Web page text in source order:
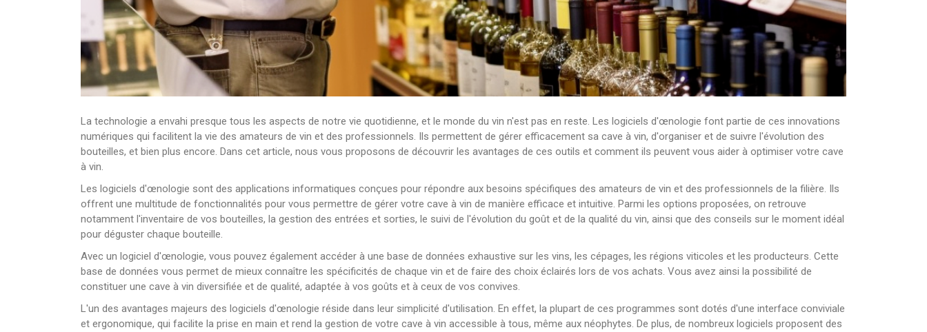
La technologie a envahi presque tous les aspects de notre vie quotidienne, et le monde du vin n'est pas en reste. Les logiciels d'œnologie font partie de ces innovations
numériques qui facilitent la vie des amateurs de vin et des professionnels. Ils permettent de gérer efficacement sa cave à vin, d'organiser et de suivre l'évolution des
bouteilles, et bien plus encore. Dans cet article, nous vous proposons de découvrir les avantages de ces outils et comment ils peuvent vous aider à optimiser votre cave
à vin.
Les logiciels d'œnologie sont des applications informatiques conçues pour répondre aux besoins spécifiques des amateurs de vin et des professionnels de la filière. Ils
offrent une multitude de fonctionnalités pour vous permettre de gérer votre cave à vin de manière efficace et intuitive. Parmi les options proposées, on retrouve
notamment l'inventaire de vos bouteilles, la gestion des entrées et sorties, le suivi de l'évolution du goût et de la qualité du vin, ainsi que des conseils sur le moment idéal
pour déguster chaque bouteille.
Avec un logiciel d'œnologie, vous pouvez également accéder à une base de données exhaustive sur les vins, les cépages, les régions viticoles et les producteurs. Cette
base de données vous permet de mieux connaître les spécificités de chaque vin et de faire des choix éclairés lors de vos achats. Vous avez ainsi la possibilité de
constituer une cave à vin diversifiée et de qualité, adaptée à vos goûts et à ceux de vos convives.
L'un des avantages majeurs des logiciels d'œnologie réside dans leur simplicité d'utilisation. En effet, la plupart de ces programmes sont dotés d'une interface conviviale
et ergonomique, qui facilite la prise en main et rend la gestion de votre cave à vin accessible à tous, même aux néophytes. De plus, de nombreux logiciels proposent des